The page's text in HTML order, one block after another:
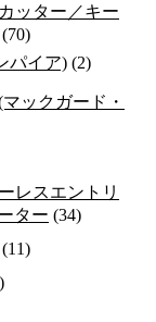
ッター／キー
(70)
パイア) (2)
ックガード・
レスエントリ
ター (34)
(11)